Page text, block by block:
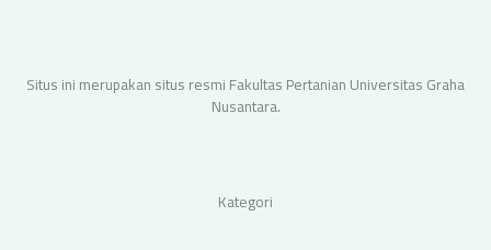
Situs ini merupakan situs resmi Fakultas Pertanian Universitas Graha
Nusantara.
Kategori